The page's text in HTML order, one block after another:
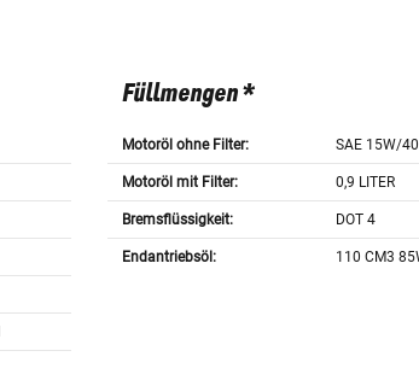
Füllmengen *
Motoröl ohne Filter: SAE 15W/40
Motoröl mit Filter: 0,9 LITER
Bremsflüssigkeit: DOT 4
Endantriebsöl: 110 CM3